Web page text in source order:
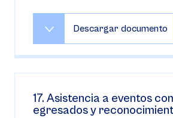
Descargar documento
17. Asistencia a eventos
egresados y